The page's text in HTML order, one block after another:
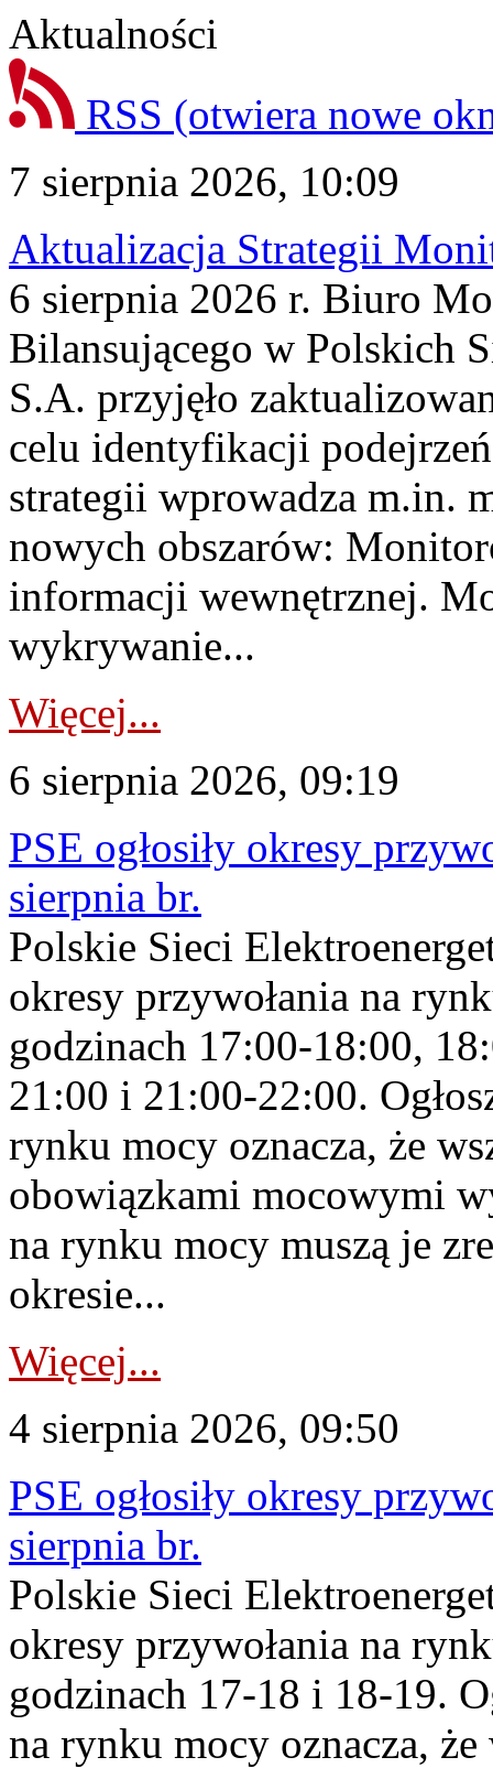
Aktualności
RSS (otwiera nowe
7 sierpnia 2026, 10:09
Aktualizacja Strategii
6 sierpnia 2026 r. Biuro
Bilansującego w Polskich
S.A. przyjęło
celu identyfikacji
strategii wprowadza m.in.
nowych obszarów:
informacji wewnętrznej.
wykrywanie...
Więcej...
6 sierpnia 2026, 09:19
PSE ogłosiły okresy
sierpnia br.
Polskie Sieci
okresy przywołania na
godzinach 17:00-18:00,
21:00 i 21:00-22:00.
rynku mocy oznacza, że
obowiązkami mocowymi
na rynku mocy muszą je
okresie...
Więcej...
4 sierpnia 2026, 09:50
PSE ogłosiły okresy
sierpnia br.
Polskie Sieci
okresy przywołania na
godzinach 17-18 i 18-19.
na rynku mocy oznacza,